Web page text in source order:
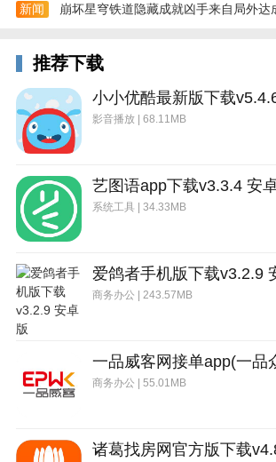
1、画面画质升级，给你更霸气的感觉
2、恢弘壮观的场景，真正属于你的殿
在这里开始，无限的痛快对战；
竞技对战，寻找队友对战。
新闻 崩坏星穹铁道隐藏成就凶手来自局外达
推荐下载
影音播放 | 68.11MB
系统工具 | 34.33MB
商务办公 | 243.57MB
商务办公 | 55.01MB